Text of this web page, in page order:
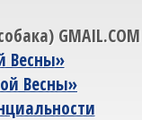
GMAIL.COM
Весны»
Весны»